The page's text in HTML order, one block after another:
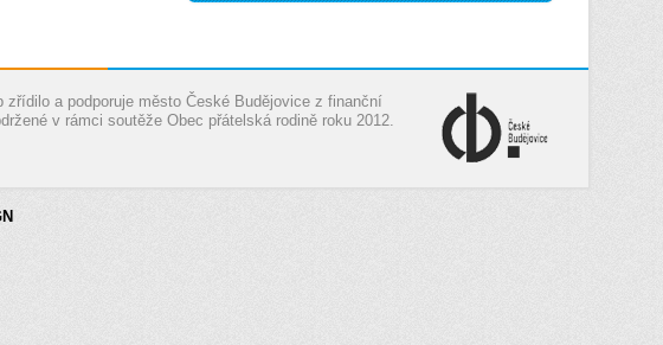
zřídilo a podporuje město České Budějovice z finanční
v rámci soutěže Obec přátelská rodině roku 2012.